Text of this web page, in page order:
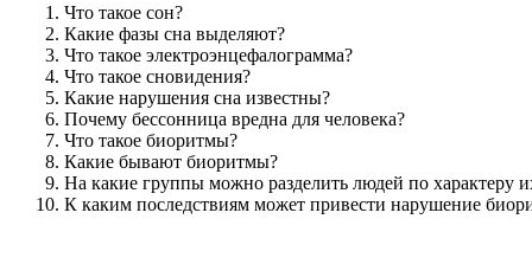
Что такое сон?
Какие фазы сна выделяют?
Что такое электроэнцефалограмма?
Что такое сновидения?
Какие нарушения сна известны?
Почему бессонница вредна для человека?
Что такое биоритмы?
Какие бывают биоритмы?
На какие группы можно разделить людей по характеру
К каким последствиям может привести нарушение